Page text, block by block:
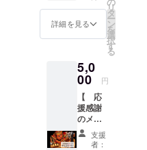
※ご支援
をして
『上乗
せ支
援』を
するこ
とがで
きま
す。 金
額右側
用高級
和紙 ※
開始と
なるた
め、発
送日は9
月末頃
となり
ます。
ーーー
美味し
いお米
をお送
りしま
ーーー
ーーー
ーーー
ーーー
ーーー
ーーー
※ご支援
をして
詳細を見る
リ
タ
ー
ン
を
選
択
す
る
5,0
00 円
【 応
援感謝
のメー
ルをお
届け！
支援
者：